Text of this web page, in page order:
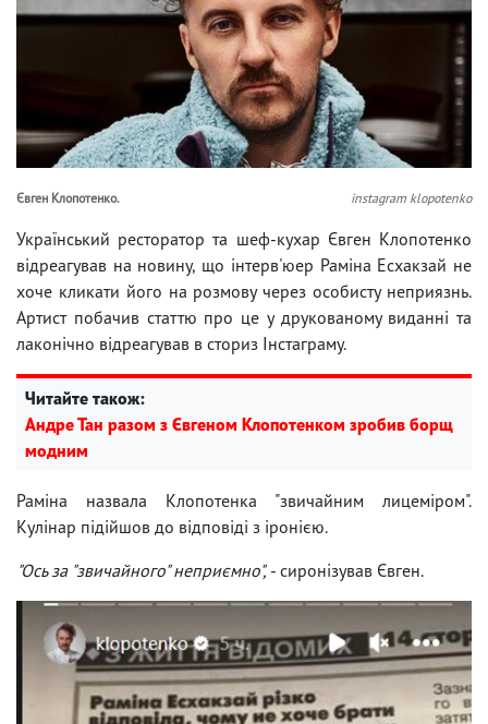
Євген Клопотенко. instagram klopotenko
Український ресторатор та шеф-кухар Євген Клопотенко
відреагував на новину, що інтерв'юер Раміна Есхакзай не
хоче кликати його на розмову через особисту неприязнь.
Артист побачив статтю про це у друкованому виданні та
лаконічно відреагував в сториз Інстаграму.
Читайте також:
Андре Тан разом з Євгеном Клопотенком зробив борщ
модним
Раміна назвала Клопотенка "звичайним лицеміром".
Кулінар підійшов до відповіді з іронією.
"Ось за "звичайного" неприємно", - сиронізував Євген.